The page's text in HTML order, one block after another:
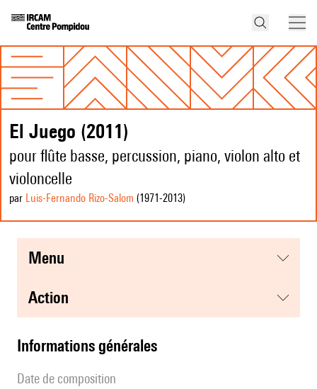
El Juego (2011)
pour flûte basse, percussion, piano, violon alto et
violoncelle
par Luis-Fernando Rizo-Salom (1971-2013)
menu
action
informations générales
date de composition